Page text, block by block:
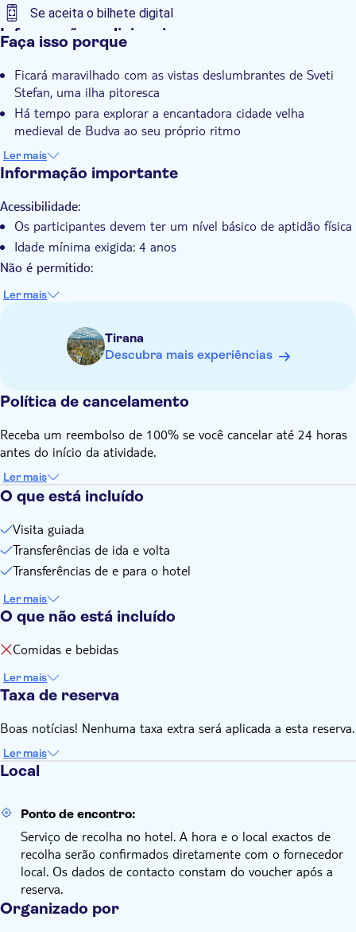
desfrute de algum tempo de lazer para almoçar e explorar
pessoalmente.
Em cada paragem, o seu guia fará comentários e fornecerá
chegar ao seu destino, terá muito tempo livre para explorar de
forma independente.
Depois de um dia inesquecível a absorver a beleza da costa
montenegrina, sente-se e descontraia na viagem de regresso,
chegando a Shkodra ou Tirana ao fim da tarde.
Se aceita o bilhete digital
Informações adicionais
Tour guiado
Pick up no hotel
Transporte incluído
Faça isso porque
Ficará maravilhado com as vistas deslumbrantes de Sveti
Stefan, uma ilha pitoresca
Há tempo para explorar a encantadora cidade velha
medieval de Budva ao seu próprio ritmo
O passeio confortável inclui um guia que partilha ideias ao
longo do caminho
de Montenegro
Ler mais
Informação importante
Acessibilidade:
Os participantes devem ter um nível básico de aptidão física
Idade mínima exigida: 4 anos
Não é permitido:
Fumar no veículo
Este passeio fornece comentários durante o passeio entre as
paradas. Em cada paragem, terá tempo livre para explorar
por sua conta
cidades
WhatsApp na noite anterior (entre 22:30 e meia-noite). Por
favor, verifique estas mensagens para confirmar o seu
horário final de recolha
A hora de partida pode variar ligeiramente em função do
Todas as comunicações no dia da excursão serão efectuadas
via WhatsApp
Não se esqueça de trazer:
Passaporte válido (necessário para atravessar a fronteira)
Visto para o Montenegro (se necessário para a sua
nacionalidade)
Ler mais
Tirana
Descubra mais experiências
Política de cancelamento
Receba um reembolso de 100% se você cancelar até 24 horas
antes do início da atividade.
Ler mais
O que está incluído
Visita guiada
Transferências de ida e volta
Transferências de e para o hotel
Ler mais
O que não está incluído
Comidas e bebidas
Ler mais
Taxa de reserva
Boas notícias! Nenhuma taxa extra será aplicada a esta reserva.
Ler mais
Local
Ponto de encontro:
Serviço de recolha no hotel. A hora e o local exactos de
recolha serão confirmados diretamente com o fornecedor
local. Os dados de contacto constam do voucher após a
reserva.
Organizado por